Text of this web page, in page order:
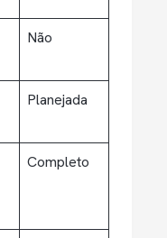
Não
Planejada
Completo